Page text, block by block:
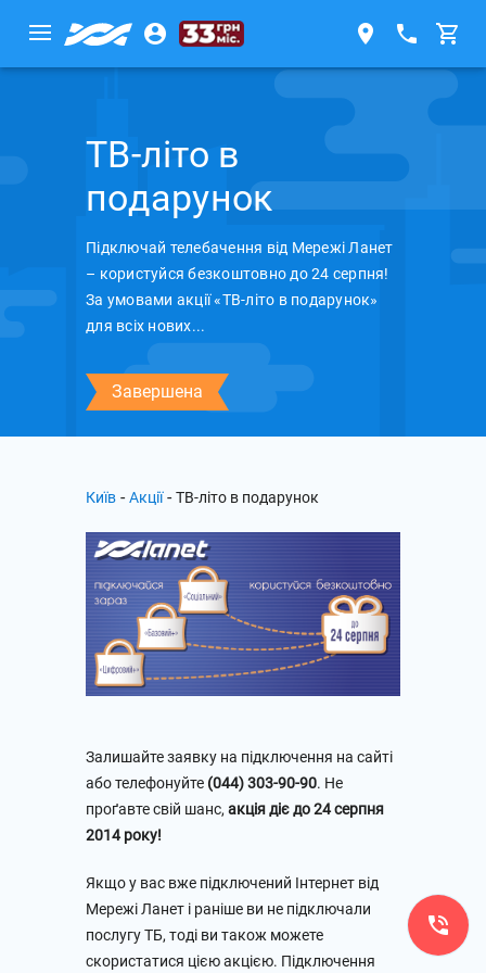
ТВ-літо в
подарунок
Підключай телебачення від Мережі Ланет
– користуйся безкоштовно до 24 серпня!
За умовами акції «ТВ-літо в подарунок»
для всіх нових...
Завершена
Київ - Акції - ТВ-літо в подарунок
Залишайте заявку на підключення на сайті
або телефонуйте (044) 303-90-90. Не
проґавте свій шанс, акція діє до 24 серпня
2014 року!
Якщо у вас вже підключений Інтернет від
Мережі Ланет і раніше ви не підключали
послугу ТБ, тоді ви також можете
скористатися цією акцією. Підключення